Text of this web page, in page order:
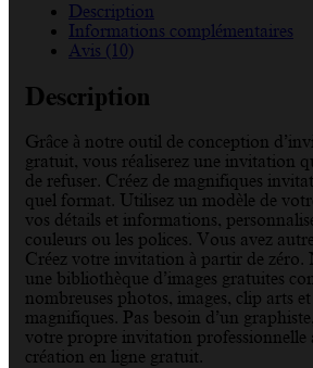
Description
Informations complémentaires
Avis (10)
Description
Grâce à notre outil de conception
gratuit, vous réaliserez une invitation
de refuser. Créez de magnifiques
quel format. Utilisez un modèle de
vos détails et informations,
couleurs ou les polices. Vous avez
Créez votre invitation à partir de zéro.
une bibliothèque d’images gratuites
nombreuses photos, images, clip arts
magnifiques. Pas besoin d’un
votre propre invitation professionnelle
création en ligne gratuit.